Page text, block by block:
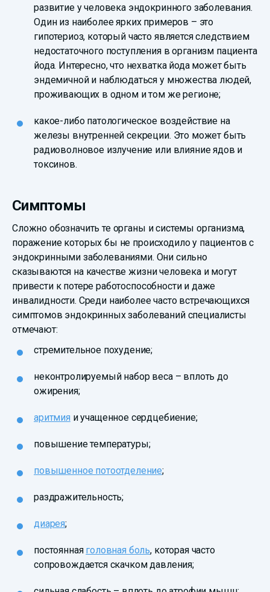
развитие у человека эндокринного заболевания.
Один из наиболее ярких примеров – это
гипотериоз, который часто является следствием
недостаточного поступления в организм пациента
йода. Интересно, что нехватка йода может быть
эндемичной и наблюдаться у множества людей,
проживающих в одном и том же регионе;
какое-либо патологическое воздействие на
железы внутренней секреции. Это может быть
радиоволновое излучение или влияние ядов и
токсинов.
Симптомы
Сложно обозначить те органы и системы организма,
поражение которых бы не происходило у пациентов с
эндокринными заболеваниями. Они сильно
сказываются на качестве жизни человека и могут
привести к потере работоспособности и даже
инвалидности. Среди наиболее часто встречающихся
симптомов эндокринных заболеваний специалисты
отмечают:
стремительное похудение;
неконтролируемый набор веса – вплоть до
ожирения;
аритмия и учащенное сердцебиение;
повышение температуры;
повышенное потоотделение;
раздражительность;
диарея;
постоянная головная боль, которая часто
сопровождается скачком давления;